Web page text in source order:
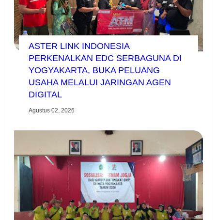
ASTER LINK INDONESIA
PERKENALKAN EDC SERBAGUNA DI
YOGYAKARTA, BUKA PELUANG
USAHA MELALUI JARINGAN AGEN
DIGITAL
Agustus 02, 2026